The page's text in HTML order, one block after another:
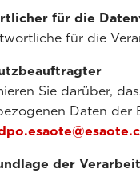
für die
für die
Sie darüber,
Daten
der